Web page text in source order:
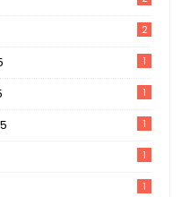
2
1
1
1
1
1